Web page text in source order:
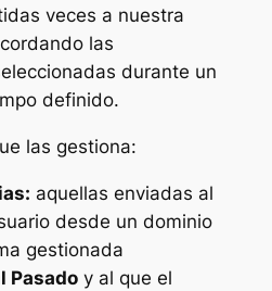
veces a nuestra
las
durante un
definido.
las gestiona:
aquellas enviadas al
desde un dominio
gestionada
Pasadoy al que el